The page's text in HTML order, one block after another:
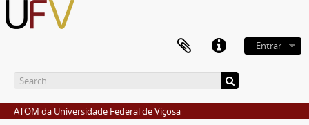
Entrar
ATOM da Universidade Federal de Viçosa